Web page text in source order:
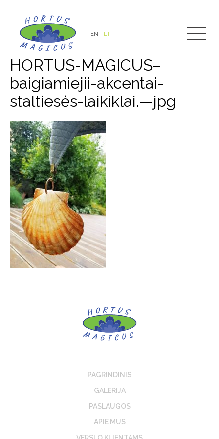
EN LT
HORTUS-MAGICUS–
baigiamiejii-akcentai-
staltiesės-laikiklai.—jpg
PAGRINDINIS
GALERIJA
PASLAUGOS
APIE MUS